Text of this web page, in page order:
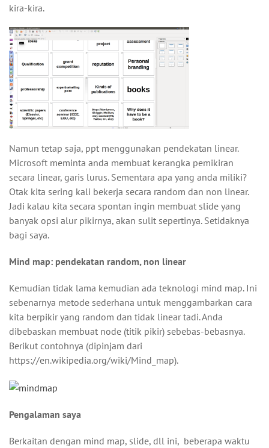
kira-kira.
Namun tetap saja, ppt menggunakan pendekatan linear.
Microsoft meminta anda membuat kerangka pemikiran
secara linear, garis lurus. Sementara apa yang anda miliki?
Otak kita sering kali bekerja secara random dan non linear.
Jadi kalau kita secara spontan ingin membuat slide yang
banyak opsi alur pikirnya, akan sulit sepertinya. Setidaknya
bagi saya.
Mind map: pendekatan random, non linear
Kemudian tidak lama kemudian ada teknologi mind map. Ini
sebenarnya metode sederhana untuk menggambarkan cara
kita berpikir yang random dan tidak linear tadi. Anda
dibebaskan membuat node (titik pikir) sebebas-bebasnya.
Berikut contohnya (dipinjam dari
https://en.wikipedia.org/wiki/Mind_map).
Pengalaman saya
Berkaitan dengan mind map, slide, dll ini, beberapa waktu